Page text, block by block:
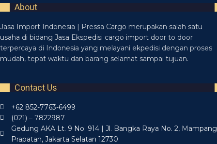
About
Jasa Import Indonesia | Pressa Cargo merupakan salah satu
usaha di bidang Jasa Ekspedisi cargo import door to door
terpercaya di Indonesia yang melayani ekpedisi dengan proses
mudah, tepat waktu dan barang selamat sampai tujuan.
Contact Us
+62 852-7763-6499
(021) – 7822987
Gedung AKA Lt. 9 No. 914 | Jl. Bangka Raya No. 2, Mampang
Prapatan, Jakarta Selatan 12730